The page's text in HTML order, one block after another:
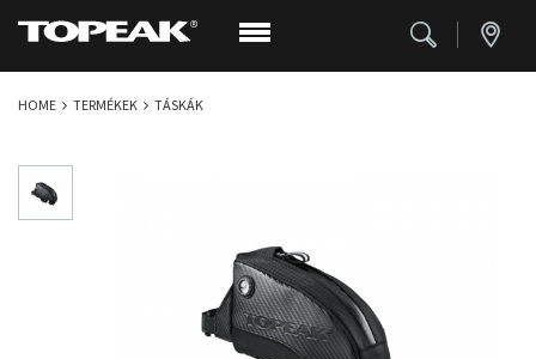
HOME TERMÉKEK TÁSKÁK